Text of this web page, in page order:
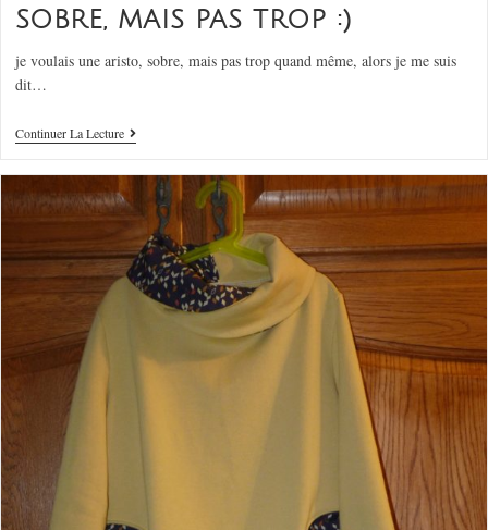
SOBRE, MAIS PAS TROP :)
je voulais une aristo, sobre, mais pas trop quand même, alors je me suis
dit…
Continuer La Lecture